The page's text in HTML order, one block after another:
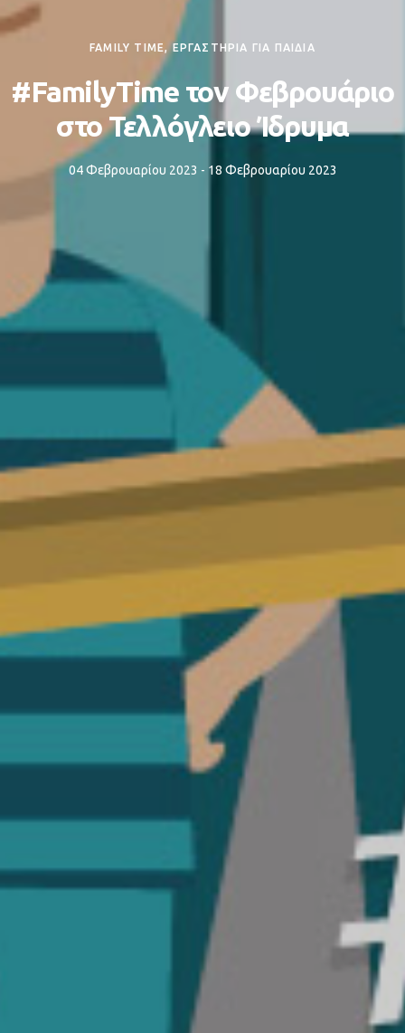
FAMILY TIME, ΕΡΓΑΣΤΗΡΙΑ ΓΙΑ ΠΑΙΔΙΑ
#FamilyTime τον Φεβρουάριο
στο Τελλόγλειο Ίδρυμα
04 Φεβρουαρίου 2023 - 18 Φεβρουαρίου 2023